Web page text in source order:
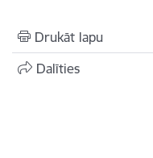
Drukāt lapu
Dalīties